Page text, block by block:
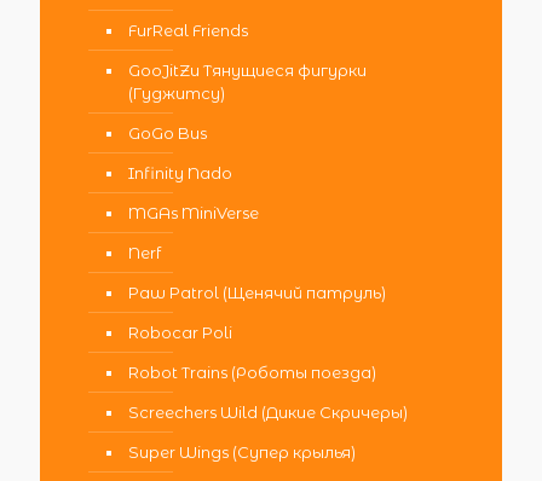
FurReal Friends
GooJitZu Тянущиеся фигурки
(Гуджитсу)
GoGo Bus
Infinity Nado
MGAs MiniVerse
Nerf
Paw Patrol (Щенячий патруль)
Robocar Poli
Robot Trains (Роботы поезда)
Screechers Wild (Дикие Скричеры)
Super Wings (Супер крылья)